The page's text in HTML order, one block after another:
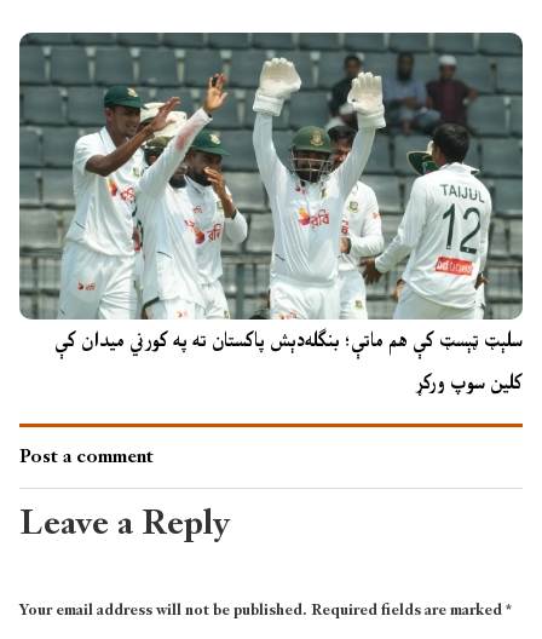
سلېټ ټېسټ کې هم ماتې؛ بنګله‌دېش پاکستان ته په کورني میدان کې
کلین سوپ ورکړ
Post a comment
Leave a Reply
Your email address will not be published.Required fields are marked*